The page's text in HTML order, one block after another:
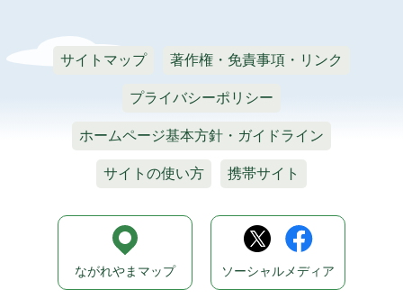
サイトマップ 著作権・免責事項・リンク
プライバシーポリシー
ホームページ基本方針・ガイドライン
サイトの使い方 携帯サイト
ながれやまマップ ソーシャルメディア